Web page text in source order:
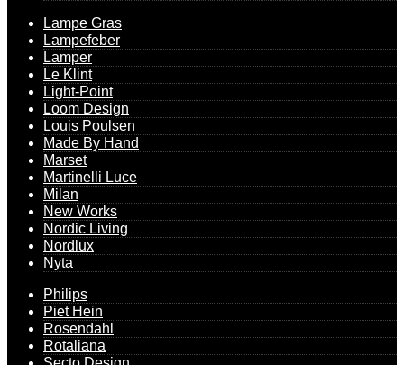
Lampe Gras
Lampefeber
Lamper
Le Klint
Light-Point
Loom Design
Louis Poulsen
Made By Hand
Marset
Martinelli Luce
Milan
New Works
Nordic Living
Nordlux
Nyta
Philips
Piet Hein
Rosendahl
Rotaliana